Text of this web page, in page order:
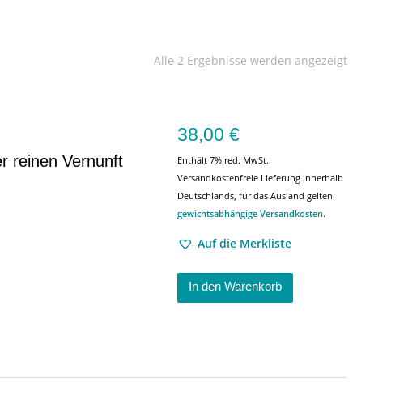
Alle 2 Ergebnisse werden angezeigt
reinen Vernunft
38,00 €
Enthält 7% red. MwSt.
Versandkostenfreie Lieferung innerhalb
Deutschlands, für das Ausland gelten
gewichtsabhängige Versandkosten.
Auf die Merkliste
In den Warenkorb